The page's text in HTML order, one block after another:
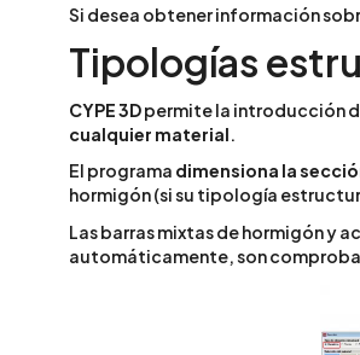
Si desea obtener información
Tipologías
CYPE 3Dpermite la introducción
cualquier material.
El programa dimensiona la
hormigón (si su tipología
Las barras mixtas de hormigón y
automáticamente, son